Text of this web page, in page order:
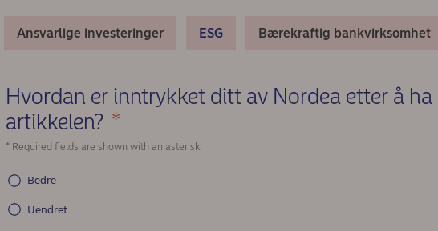
Ansvarlige investeringer ESG Bærekraftig bankvirksomhet
Hvordan er inntrykket ditt av Nordea etter å ha
artikkelen? *
* Required fields are shown with an asterisk.
Bedre
Uendret